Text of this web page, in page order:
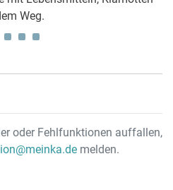
Weg.
oder Fehlfunktionen auffallen,
melden.